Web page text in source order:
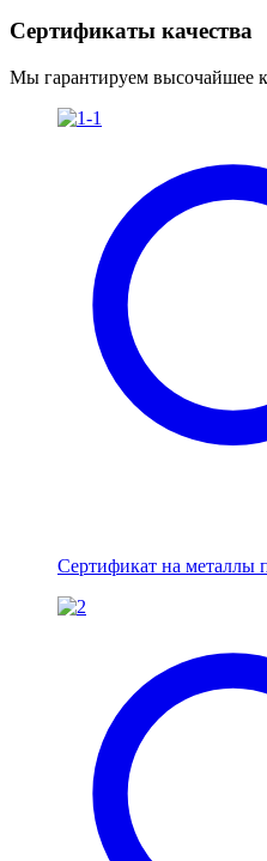
Сертификаты качества
Мы гарантируем высочайшее
Сертификат на металлы